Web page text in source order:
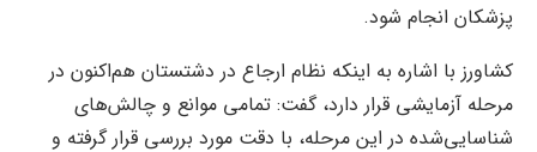
پزشکان انجام شود.
کشاورز با اشاره به اینکه نظام ارجاع در دشتستان هم‌اکنون در
مرحله آزمایشی قرار دارد، گفت: تمامی موانع و چالش‌های
شناسایی‌شده در این مرحله، با دقت مورد بررسی قرار گرفته و